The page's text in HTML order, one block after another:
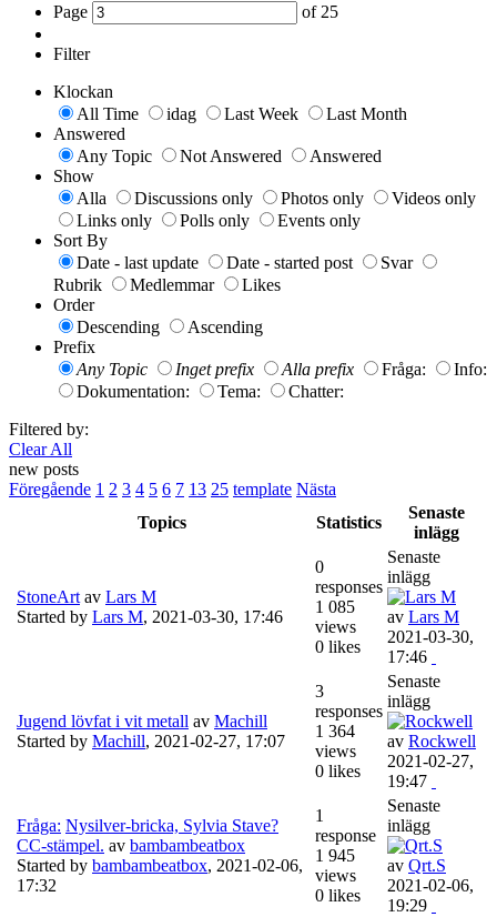
Page of 25
Filter
Klockan
All Time
idag Last Week
Last Month
Answered
Any Topic
Not Answered
Answered
Show
Alla
Discussions only Photos only
Videos only
Links only
Polls only
Events only
Sort By
Date - last update
Date - started post
Svar
Rubrik
Medlemmar
Likes
Order
Descending
Ascending
Prefix
Any Topic
Inget prefix Alla prefix Fråga:
Info:
Dokumentation:
Tema:
Chatter:
Filtered by:
Clear All
new posts
Föregående 1 2 3 4 5 6 7 13 25 template Nästa
Topics
Statistics
Senaste
inlägg
StoneArt av Lars M
Started by Lars M, 2021-03-30, 17:46
0
responses
1 085
views
0 likes
Senaste
inlägg
av Lars M
2021-03-30,
17:46
Jugend lövfat i vit metall av Machill
Started by Machill, 2021-02-27, 17:07
3
responses
1 364
views
0 likes
Senaste
inlägg
av Rockwell
2021-02-27,
19:47
Fråga: Nysilver-bricka, Sylvia Stave?
CC-stämpel. av bambambeatbox
Started by bambambeatbox, 2021-02-06,
17:32
1
response
1 945
views
0 likes
Senaste
inlägg
av Qrt.S
2021-02-06,
19:29